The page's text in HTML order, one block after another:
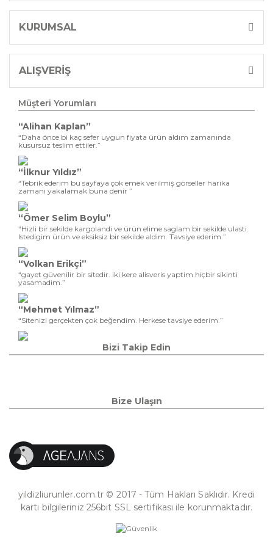
KURUMSAL
ALIŞVERİŞ
Müşteri Yorumları
“Alihan Kaplan”
“Daha önce bi kaç sefer uygun fiyata ürün aldım zamanında
kusursuz teslim ettiler.”
“İlknur Yıldız”
“Tebrik ederim bu sayfaya çok emek verilmiş görseller harika
zamanı yakalamak buna denir ”
“Ömer Selim Boylu”
“Hizli bir sekilde kargolandi ve ürün elime saglam bir sekilde ulasti.
Istedigim ürün ve eksiksiz bir sekilde aldim. Tavsiye ederim.”
“Volkan Erikçi”
“gayet güvenilir bir sitedir. iki kere alisveris yaptim hiçbir sikinti
yasamadim.”
“Mehmet Yılmaz”
“Sitenizi gerçekten çok beğendim. Herkese tavsiye ederim.”
Bizi Takip Edin
Bize Ulaşın
yildizliurunler.com.tr © 2017 - Tüm Hakları Saklıdır. Kredi
kartı bilgileriniz 256bit SSL sertifikası ile korunmaktadır.